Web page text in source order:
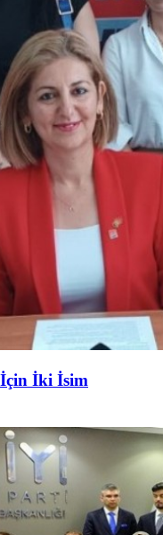
İçin İki İsim